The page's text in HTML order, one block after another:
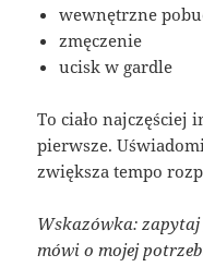
wewnętrzne
zmęczenie
ucisk w gardle
To ciało najczęściej
pierwsze.
zwiększa tempo
Wskazówka: zapytaj
mówi o mojej